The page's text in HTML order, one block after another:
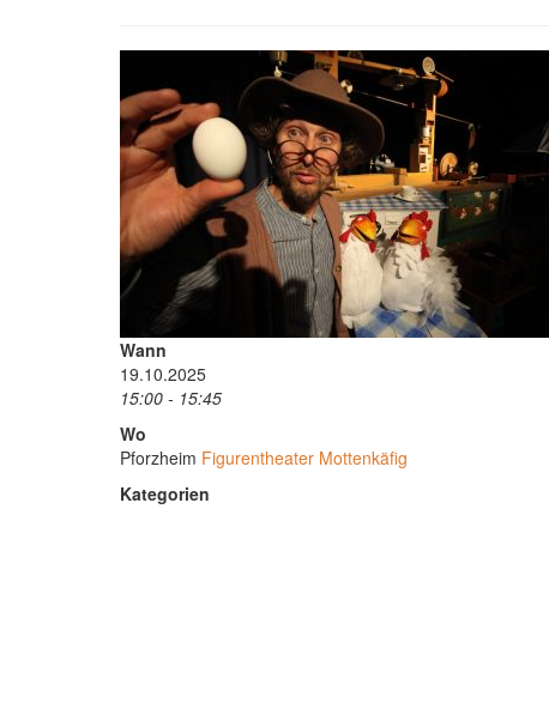
Wann
19.10.2025
15:00 - 15:45
Wo
Pforzheim Figurentheater Mottenkäfig
Kategorien